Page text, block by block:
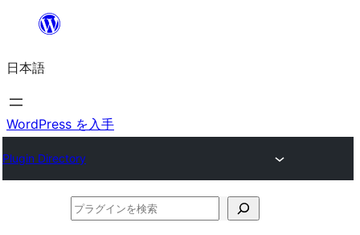
を
ス
キ
プ
日本語
WordPress を入手
Plugin Directory
プ